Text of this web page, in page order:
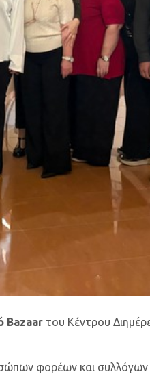
Bazaar του Κέντρου
φορέων και συλλόγων